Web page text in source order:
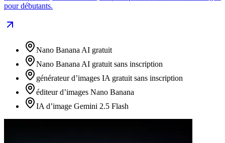
pour débutants.
Nano Banana AI gratuit
Nano Banana AI gratuit sans inscription
générateur d’images IA gratuit sans inscription
éditeur d’images Nano Banana
IA d’image Gemini 2.5 Flash